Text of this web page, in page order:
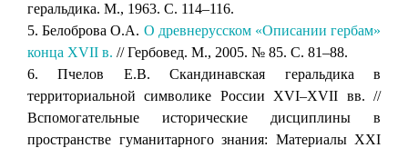
геральдика. М., 1963. С. 114–116.
5. Белоброва О.А. О древнерусском «Описании гербам»
конца XVII в. // Гербовед. М., 2005. № 85. С. 81–88.
6. Пчелов Е.В. Скандинавская геральдика в
территориальной символике России XVI–XVII вв. //
Вспомогательные исторические дисциплины в
пространстве гуманитарного знания: Материалы XXI